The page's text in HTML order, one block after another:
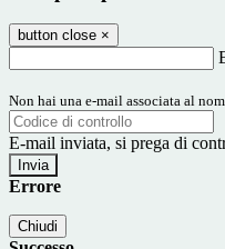
button close ×
Non hai una e-mail associata al
E-mail inviata, si prega di
Errore
Chiudi